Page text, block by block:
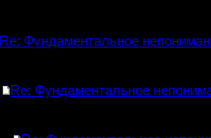
Re: Фундаментальное
Re: Фундаментальное